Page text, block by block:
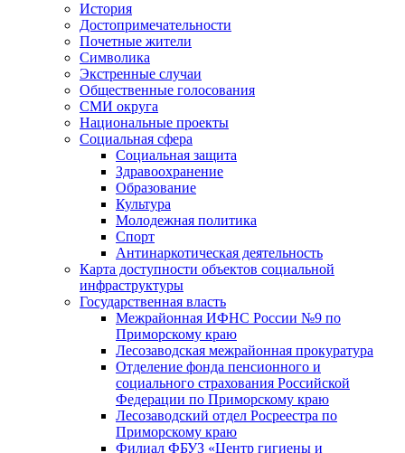
История
Достопримечательности
Почетные жители
Символика
Экстренные случаи
Общественные голосования
СМИ округа
Национальные проекты
Социальная сфера
Социальная защита
Здравоохранение
Образование
Культура
Молодежная политика
Спорт
Антинаркотическая деятельность
Карта доступности объектов социальной
инфраструктуры
Государственная власть
Межрайонная ИФНС России №9 по
Приморскому краю
Лесозаводская межрайонная прокуратура
Отделение фонда пенсионного и
социального страхования Российской
Федерации по Приморскому краю
Лесозаводский отдел Росреестра по
Приморскому краю
Филиал ФБУЗ «Центр гигиены и